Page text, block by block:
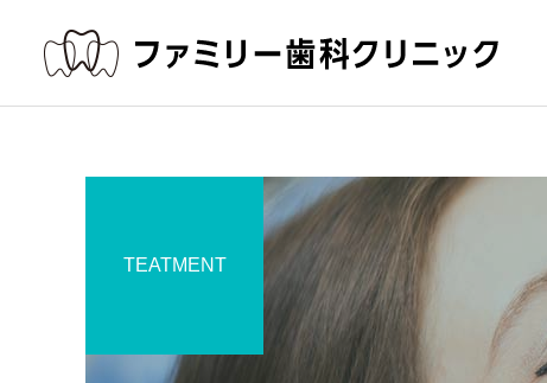
一般歯科
駐車場のご案内
お知らせ
2025年8月の診療スケジュ
TEATMENT